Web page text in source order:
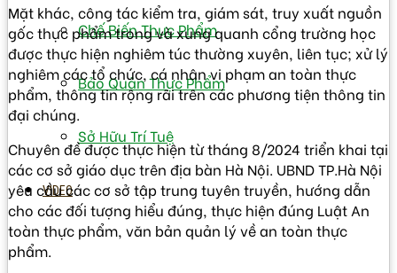
Chế Biến Thực Phẩm
Bảo Quản Thực Phẩm
Sở Hữu Trí Tuệ
VIDEO
Mặt khác, công tác kiểm tra, giám sát, truy xuất nguồn
gốc thực phẩm trong và xung quanh cổng trường học
được thực hiện nghiêm túc thường xuyên, liên tục; xử lý
nghiêm các tổ chức, cá nhân vi phạm an toàn thực
phẩm, thông tin rộng rãi trên các phương tiện thông tin
đại chúng.
Chuyên đề được thực hiện từ tháng 8/2024 triển khai tại
các cơ sở giáo dục trên địa bàn Hà Nội. UBND TP.Hà Nội
yêu cầu các cơ sở tập trung tuyên truyền, hướng dẫn
cho các đối tượng hiểu đúng, thực hiện đúng Luật An
toàn thực phẩm, văn bản quản lý về an toàn thực
phẩm.